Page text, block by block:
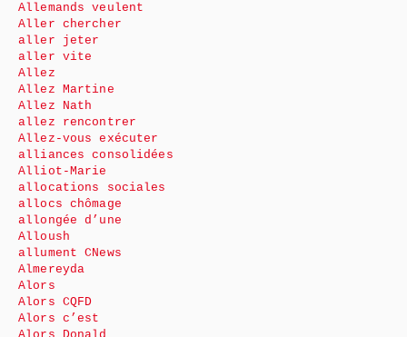
Allemands veulent
Aller chercher
aller jeter
aller vite
Allez
Allez Martine
Allez Nath
allez rencontrer
Allez-vous exécuter
alliances consolidées
Alliot-Marie
allocations sociales
allocs chômage
allongée d’une
Alloush
allument CNews
Almereyda
Alors
Alors CQFD
Alors c’est